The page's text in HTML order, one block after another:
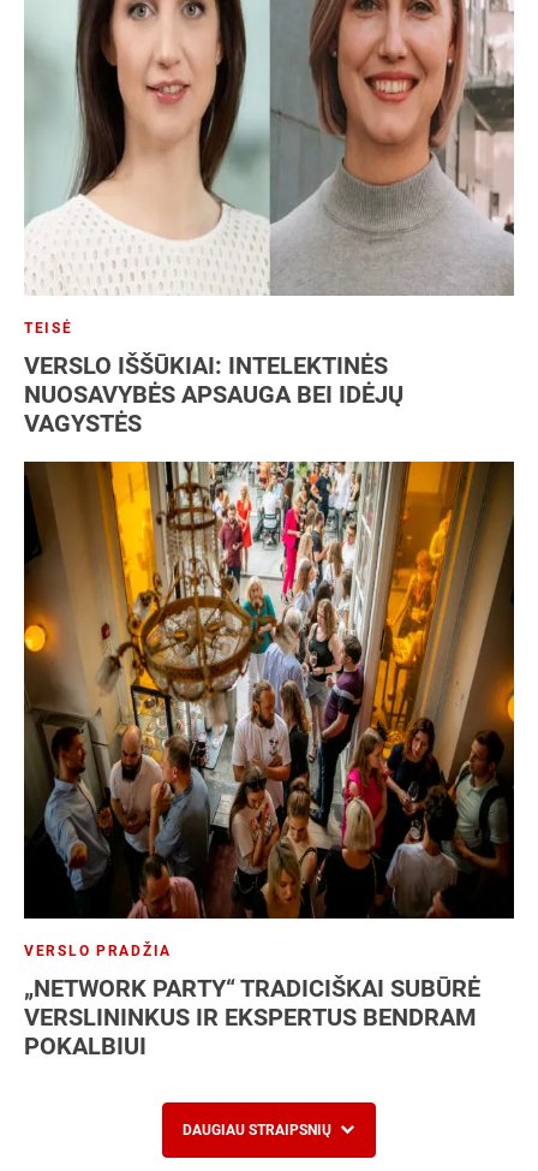
TEISĖ
VERSLO IŠŠŪKIAI: INTELEKTINĖS
NUOSAVYBĖS APSAUGA BEI IDĖJŲ
VAGYSTĖS
VERSLO PRADŽIA
„NETWORK PARTY“ TRADICIŠKAI SUBŪRĖ
VERSLININKUS IR EKSPERTUS BENDRAM
POKALBIUI
DAUGIAU STRAIPSNIŲ